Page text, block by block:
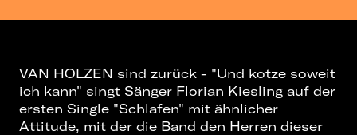
VAN HOLZEN sind zurück - "Und kotze soweit
ich kann" singt Sänger Florian Kiesling auf der
ersten Single "Schlafen" mit ähnlicher
Attitude, mit der die Band den Herren dieser